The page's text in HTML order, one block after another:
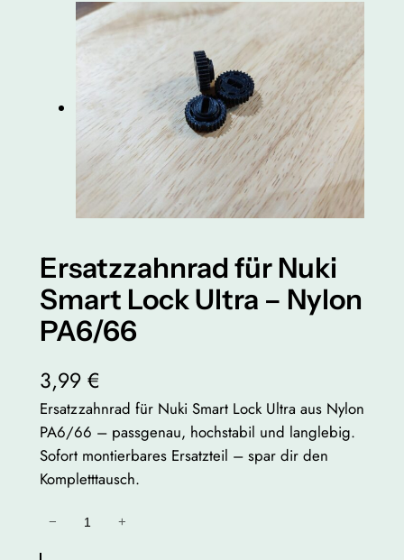
Ersatzzahnrad für Nuki
Smart Lock Ultra – Nylon
PA6/66
3,99 €
Ersatzzahnrad für Nuki Smart Lock Ultra aus Nylon
PA6/66 – passgenau, hochstabil und langlebig.
Sofort montierbares Ersatzteil – spar dir den
Kompletttausch.
r
− +